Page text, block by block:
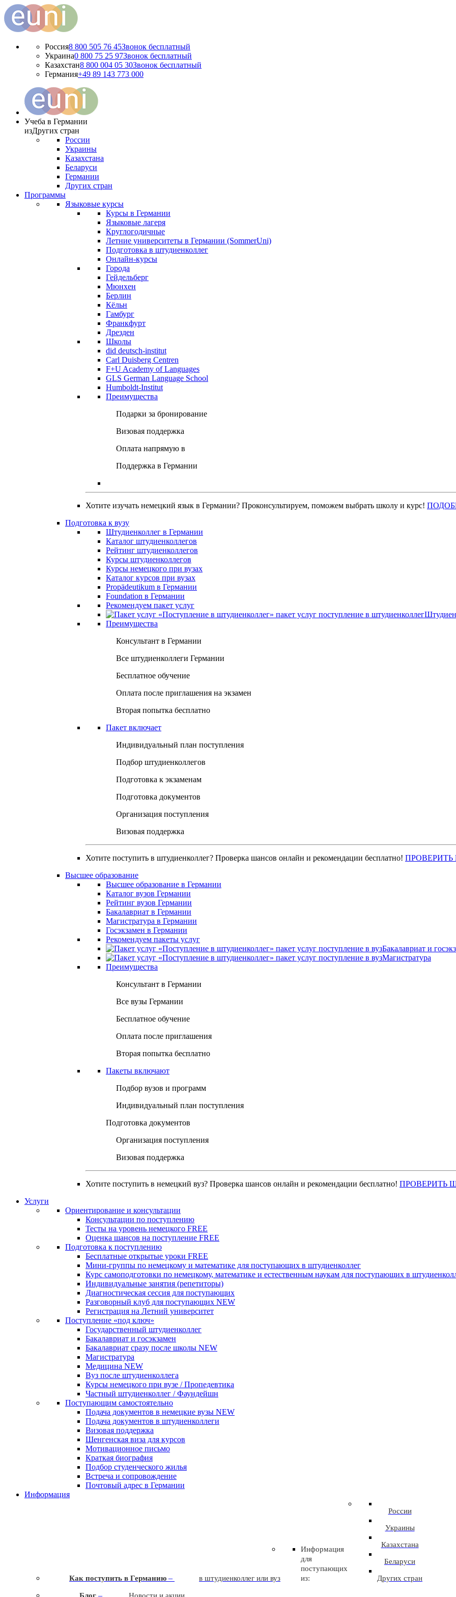
Россия8 800 505 76 45Звонок бесплатный
Украина0 800 75 25 97Звонок бесплатный
Казахстан8 800 004 05 30Звонок бесплатный
Германия+49 89 143 773 000
Учеба в Германии
изДругих стран
России
Украины
Казахстана
Беларуси
Германии
Других стран
Программы
Языковые курсы
Курсы в Германии
Языковые лагеря
Круглогодичные
Летние университеты в Германии (SommerUni)
Подготовка в штудиенколлег
Онлайн-курсы
Города
Гейдельберг
Мюнхен
Берлин
Кёльн
Гамбург
Франкфурт
Дрезден
Школы
did deutsch-institut
Carl Duisberg Centren
F+U Academy of Languages
GLS German Language School
Humboldt-Institut
Преимущества
Подарки за бронирование
Визовая поддержка
Оплата напрямую в
Поддержка в Германии
Хотите изучать немецкий язык в Германии? Проконсультируем, поможем выбрать школу и курс!
Подготовка к вузу
Штудиенколлег в Германии
Каталог штудиенколлегов
Рейтинг штудиенколлегов
Курсы штудиенколлегов
Курсы немецкого при вузах
Каталог курсов при вузах
Propädeutikum в Германии
Foundation в Германии
Рекомендуем пакет услуг
Преимущества
Консультант в Германии
Все штудиенколлеги Германии
Бесплатное обучение
Оплата после приглашения на экзамен
Вторая попытка бесплатно
Пакет включает
Индивидуальный план поступления
Подбор штудиенколлегов
Подготовка к экзаменам
Подготовка документов
Организация поступления
Визовая поддержка
Хотите поступить в штудиенколлег? Проверка шансов онлайн и рекомендации бесплатно!
Высшее образование
Высшее образование в Германии
Каталог вузов Германии
Рейтинг вузов Германии
Бакалавриат в Германии
Магистратура в Германии
Госэкзамен в Германии
Рекомендуем пакеты услуг
Бакалавриат и
Магистратура
Преимущества
Консультант в Германии
Все вузы Германии
Бесплатное обучение
Оплата после приглашения
Вторая попытка бесплатно
Пакеты включают
Подбор вузов и программ
Индивидуальный план поступления
Подготовка документов
Организация поступления
Визовая поддержка
Хотите поступить в немецкий вуз? Проверка шансов онлайн и рекомендации бесплатно! ПРОВЕРИТЬ
Услуги
Ориентирование и консультации
Консультации по поступлению
Тесты на уровень немецкого FREE
Оценка шансов на поступление FREE
Подготовка к поступлению
Бесплатные открытые уроки FREE
Мини-группы по немецкому и математике для поступающих в штудиенколлег
Курс самоподготовки по немецкому, математике и естественным наукам для поступающих в
Индивидуальные занятия (репетиторы)
Диагностическая сессия для поступающих
Разговорный клуб для поступающих NEW
Регистрация на Летний университет
Поступление «под ключ»
Государственный штудиенколлег
Бакалавриат и госэкзамен
Бакалавриат сразу после школы NEW
Магистратура
Медицина NEW
Вуз после штудиенколлега
Курсы немецкого при вузе / Пропедевтика
Частный штудиенколлег / Фаундейшн
Поступающим самостоятельно
Подача документов в немецкие вузы NEW
Подача документов в штудиенколлеги
Визовая поддержка
Шенгенская виза для курсов
Мотивационное письмо
Краткая биография
Подбор студенческого жилья
Встреча и сопровождение
Почтовый адрес в Германии
Информация
Как поступить в Германию – в штудиенколлег или вуз
Информация
для
поступающих
из:
России
Украины
Казахстана
Беларуси
Других стран
–